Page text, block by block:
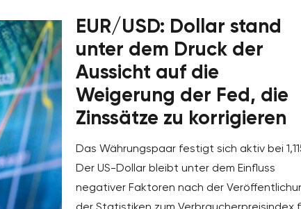
EUR/USD: Dollar stand
unter dem Druck der
Aussicht auf die
Weigerung der Fed, die
Zinssätze zu korrigieren
Das Währungspaar festigt sich aktiv bei
Der US-Dollar bleibt unter dem Einfluss
negativer Faktoren nach der